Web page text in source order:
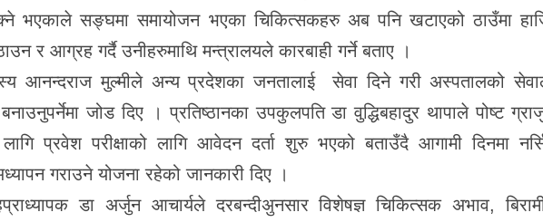
भएकाले सङ्घमा समायोजन भएका चिकित्सकहरु अब पनि खटाएको ठाउँमा
र आग्रह गर्दै उनीहरुमाथि मन्त्रालयले कारबाही गर्ने बताए ।
आनन्दराज मुल्मीले अन्य प्रदेशका जनतालाई सेवा दिने गरी अस्पतालको
जोड दिए । प्रतिष्ठानका उपकुलपति डा वुद्धिबहादुर थापाले पोष्ट
प्रवेश परीक्षाको लागि आवेदन दर्ता शुरु भएको बताउँदै आगामी दिनमा
गराउने योजना रहेको जानकारी दिए ।
डा अर्जुन आचार्यले दरबन्दीअुनसार विशेषज्ञ चिकित्सक अभाव,